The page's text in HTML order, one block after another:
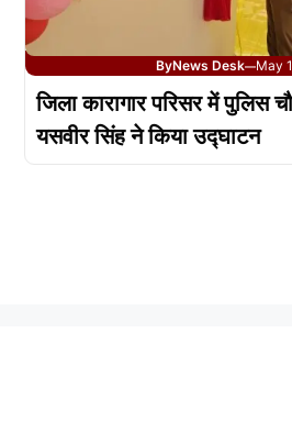
ByNews Desk—May
जिला कारागार परिसर में पुलिस
यसवीर सिंह ने किया उद्घाटन